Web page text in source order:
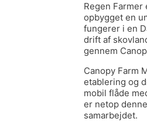
Regen
opbygget en
fungerer i en
drift af
gennem
Canopy Farm
etablering og
mobil flåde
er netop
samarbejdet.